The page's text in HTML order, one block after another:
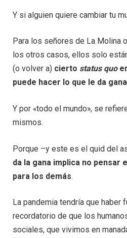
Y si alguien quiere cambiar tu
Para los señores de La Molina
los otros casos, ellos solo
(o volver a) cierto status quo
puede hacer lo que le da gana
Y por «todo el mundo», se
mismos.
Porque –y este es el quid del
da la gana implica no pensar
para los demás.
La pandemia tendría que haber
recordatorio de que los
sociales, que vivimos en